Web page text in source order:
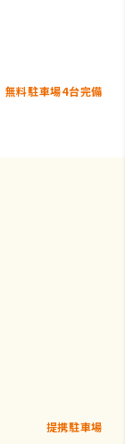
無料駐車場4台完備
提携駐車場